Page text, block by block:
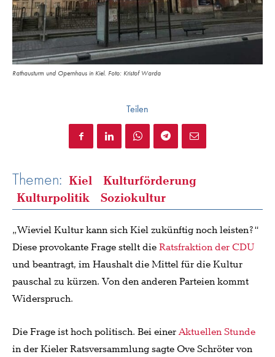
Rathausturm und Opernhaus in Kiel. Foto: Kristof Warda
Teilen
Themen: Kiel
Kulturförderung
Kulturpolitik
Soziokultur
„Wieviel Kultur kann sich Kiel zukünftig noch leisten?“
Diese provokante Frage stellt dieRatsfraktion der CDU
und beantragt, im Haushalt die Mittel für die Kultur
pauschal zu kürzen. Von den anderen Parteien kommt
Widerspruch.
Die Frage ist hoch politisch. Bei einerAktuellen Stunde
in der Kieler Ratsversammlung sagte Ove Schröter von